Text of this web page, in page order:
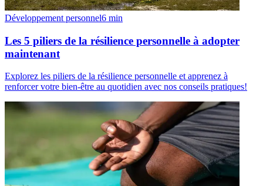
Développement personnel6 min
Les 5 piliers de la résilience personnelle à adopter
maintenant
Explorez les piliers de la résilience personnelle et apprenez à
renforcer votre bien-être au quotidien avec nos conseils pratiques!